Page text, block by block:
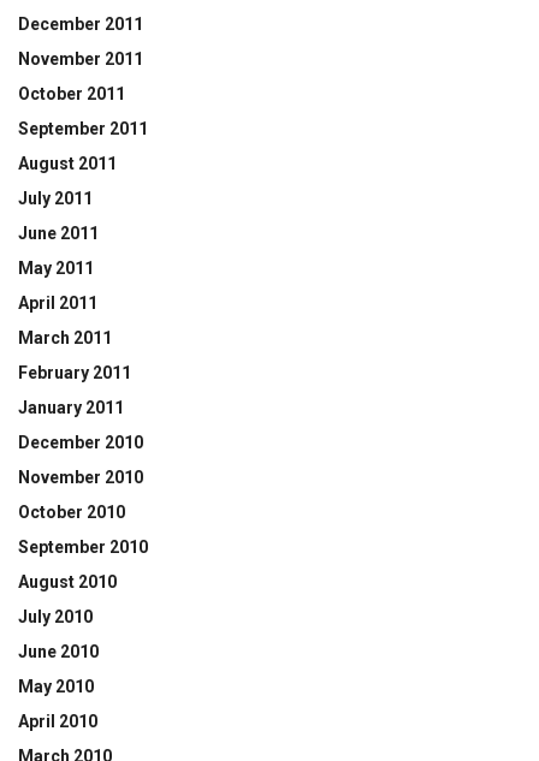
December 2011
November 2011
October 2011
September 2011
August 2011
July 2011
June 2011
May 2011
April 2011
March 2011
February 2011
January 2011
December 2010
November 2010
October 2010
September 2010
August 2010
July 2010
June 2010
May 2010
April 2010
March 2010